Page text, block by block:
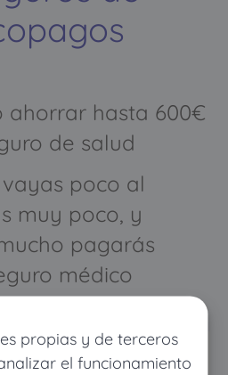
propias y de terceros
el funcionamiento
ahorrar hasta 600€
de salud
poco al
muy poco, y
pagarás
médico